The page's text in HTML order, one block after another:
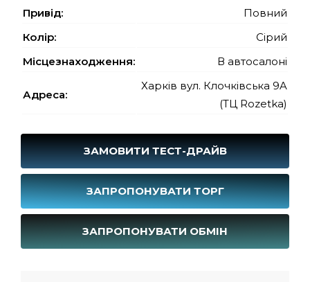
Привід:
Повний
Колір:
Сірий
Місцезнаходження:
В автосалоні
Адреса:
Харків вул. Клочківська 9A
(ТЦ Rozetka)
ЗАМОВИТИ ТЕСТ-ДРАЙВ
ЗАПРОПОНУВАТИ ТОРГ
ЗАПРОПОНУВАТИ ОБМІН